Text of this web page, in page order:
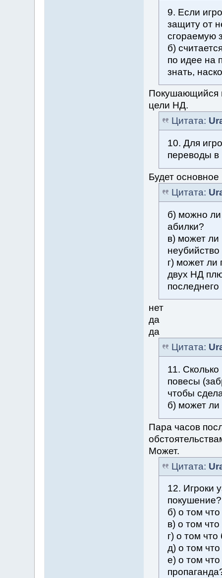
9. Если
защиту от
сгораемую
б)
по идее на
знать,
Покушающийся
цели НД.
Цитата:
10. Для
переводы
Будет
Цитата:
б) можно ли
абилки?
в) может
г) может
двух НД
нет
да
да
Цитата:
11. Сколько
повесы
чтобы
б) может ли
Пара часов
Может.
Цитата:
12. Игроки
покушение?
б) о том
в) о том
г) о том
д) о том
е) о том